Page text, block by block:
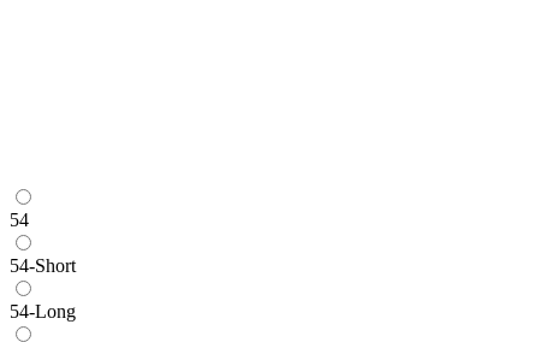
54
54-Short
54-Long